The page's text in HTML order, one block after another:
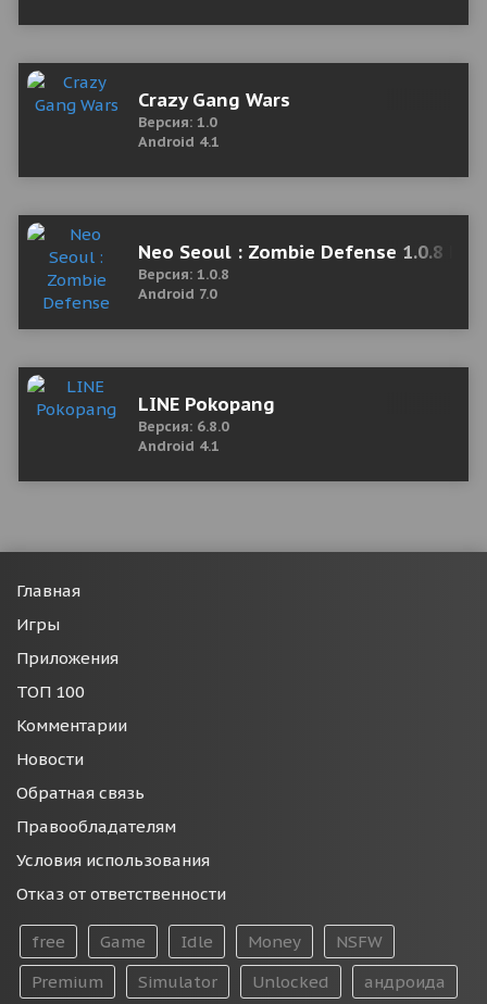
Crazy Gang Wars
Версия: 1.0
Android 4.1
Neo Seoul : Zombie Defense 1.0.8
Версия: 1.0.8
Android 7.0
LINE Pokopang
Версия: 6.8.0
Android 4.1
Главная
Игры
Приложения
ТОП 100
Комментарии
Новости
Обратная связь
Правообладателям
Условия использования
Отказ от ответственности
free Game Idle Money
NSFW
Premium
Simulator Unlocked андроида